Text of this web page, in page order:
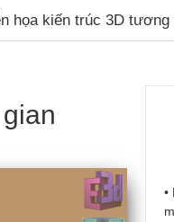
họa kiến trúc 3D tương
•